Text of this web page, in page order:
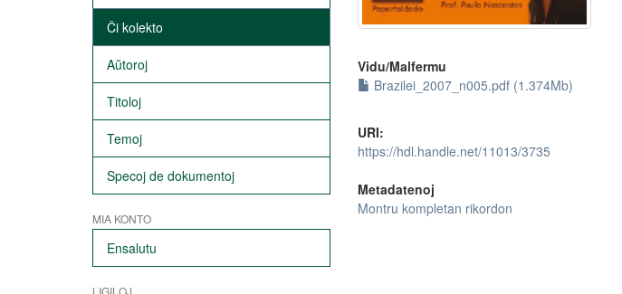
Ĉi kolekto
Aŭtoroj
Titoloj
Temoj
Specoj de dokumentoj
MIA KONTO
Ensalutu
LIGILOJ
Vidu/Malfermu
Brazilei_2007_n005.pdf (1.374Mb)
URI:
https://hdl.handle.net/11013/3735
Metadatenoj
Montru kompletan rikordon